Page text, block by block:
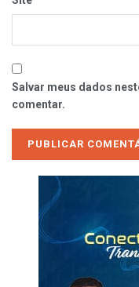
Salvar meus dados
comentar.